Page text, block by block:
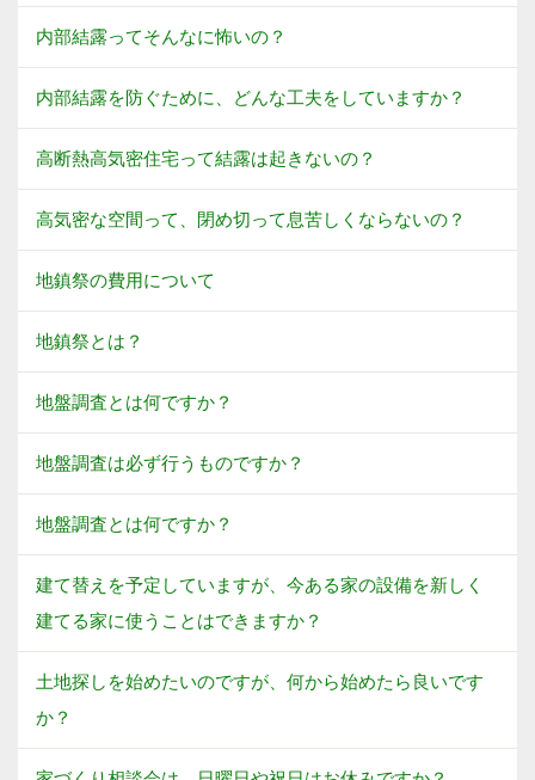
内部結露ってそんなに怖いの？
内部結露を防ぐために、どんな工夫をしていますか？
高断熱高気密住宅って結露は起きないの？
高気密な空間って、閉め切って息苦しくならないの？
地鎮祭の費用について
地鎮祭とは？
地盤調査とは何ですか？
地盤調査は必ず行うものですか？
地盤調査とは何ですか？
建て替えを予定していますが、今ある家の設備を新しく
建てる家に使うことはできますか？
土地探しを始めたいのですが、何から始めたら良いです
か？